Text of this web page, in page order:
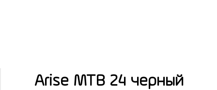
Arise MTB 24 черный